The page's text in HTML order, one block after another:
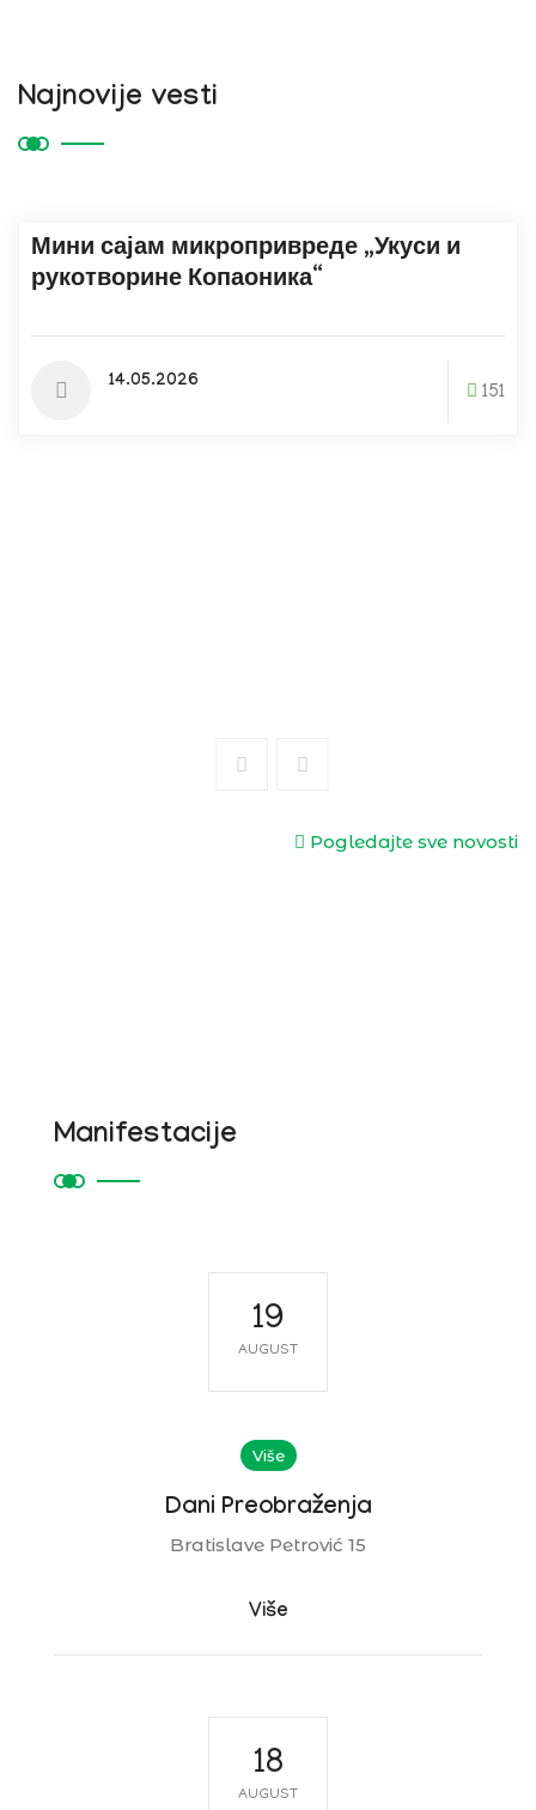
Najnovije vesti
Мини сајам микропривреде „Укуси и
рукотворине Копаоника“
14.05.2026
151
Pogledajte sve novosti
Manifestacije
19
AUGUST
Više
Dani Preobraženja
Bratislave Petrović 15
Više
18
AUGUST